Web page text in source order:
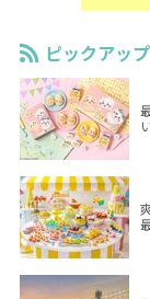
ピックアップ